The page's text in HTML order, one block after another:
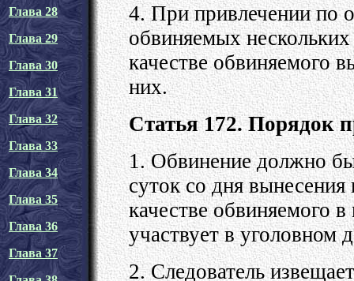
Глава 28
Глава 29
Глава 30
Глава 31
Глава 32
Глава 33
Глава 34
Глава 35
Глава 36
Глава 37
4. При привлечении по
обвиняемых
качестве обвиняемого
них.
Статья 172. Порядок
1. Обвинение должно
суток со дня вынесения
качестве обвиняемого
участвует в уголовном
2. Следователь